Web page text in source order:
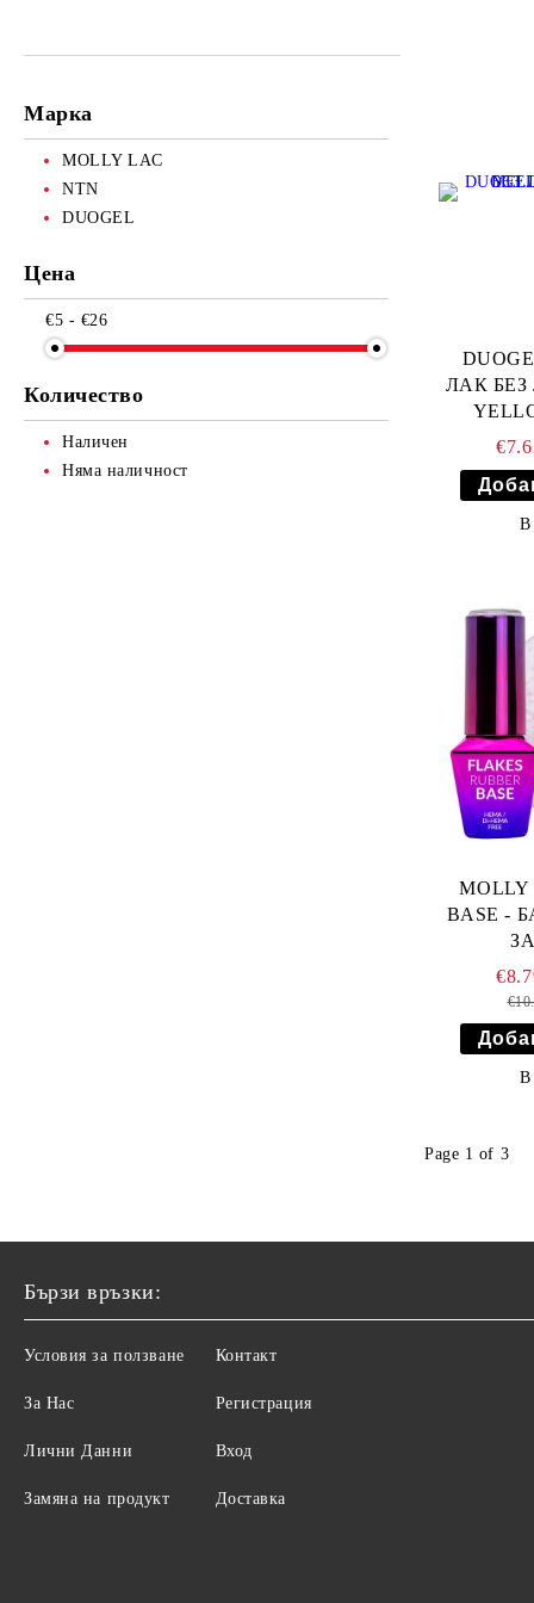
Марка
MOLLY LAC
NTN
DUOGEL
Цена
€5 - €26
Количество
Наличен
Няма наличност
ЛАК
В
MOLLY
BASE -
В
Page 1 of 3
Бързи връзки:
Условия за ползване
За Нас
Лични Данни
Замяна на продукт
Контакт
Регистрация
Вход
Доставка